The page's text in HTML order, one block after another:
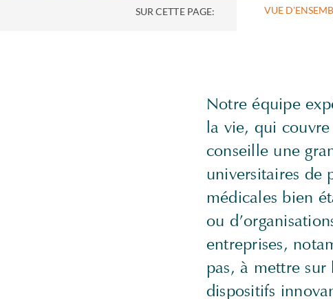
SUR CETTE PAGE: VUE
Notre équipe
la vie, qui couvre
conseille une
universitaires de
médicales bien
ou
entreprises,
pas, à mettre sur
dispositifs